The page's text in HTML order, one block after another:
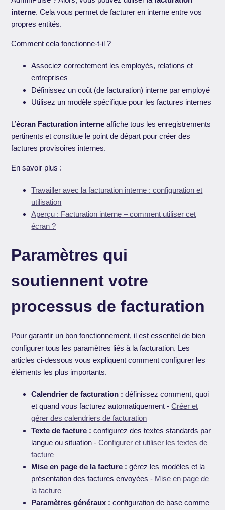
interne. Cela vous permet de facturer en interne entre vos
propres entités.
Comment cela fonctionne-t-il ?
Associez correctement les employés, relations et
entreprises
Définissez un coût (de facturation) interne par employé
Utilisez un modèle spécifique pour les factures internes
L’écran Facturation interne affiche tous les enregistrements
pertinents et constitue le point de départ pour créer des
factures provisoires internes.
En savoir plus :
Travailler avec la facturation interne : configuration et
utilisation
Aperçu : Facturation interne – comment utiliser cet
écran ?
Paramètres qui
soutiennent votre
processus de facturation
Pour garantir un bon fonctionnement, il est essentiel de bien
configurer tous les paramètres liés à la facturation. Les
articles ci-dessous vous expliquent comment configurer les
éléments les plus importants.
Calendrier de facturation : définissez comment, quoi
et quand vous facturez automatiquement -Créer et
gérer des calendriers de facturation
Texte de facture : configurez des textes standards par
langue ou situation -Configurer et utiliser les textes de
facture
Mise en page de la facture : gérez les modèles et la
présentation des factures envoyées - Mise en page de
la facture
Paramètres généraux : configuration de base comme